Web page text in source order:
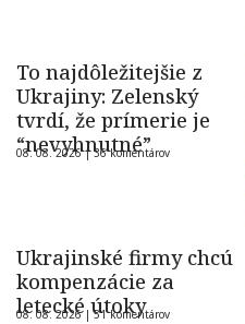
To najdôležitejšie z
Ukrajiny: Zelenský
tvrdí, že prímerie je
“nevyhnutné”
08. 08. 2026 |36 komentárov
Ukrajinské firmy chcú
kompenzácie za
letecké útoky
08. 08. 2026 |51 komentárov